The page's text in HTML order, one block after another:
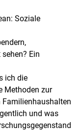
Soziale
Ein
ich die
Methoden zur
und was